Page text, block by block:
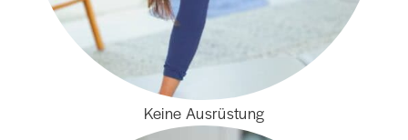
Keine Ausrüstung